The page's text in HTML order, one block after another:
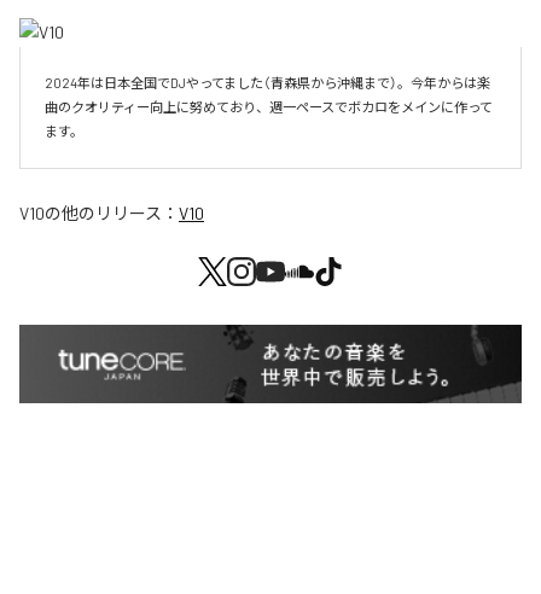
2024年は日本全国でDJやってました（青森県から沖縄まで）。今年からは楽
曲のクオリティー向上に努めており、週一ペースでボカロをメインに作って
V10の他のリリース： V10